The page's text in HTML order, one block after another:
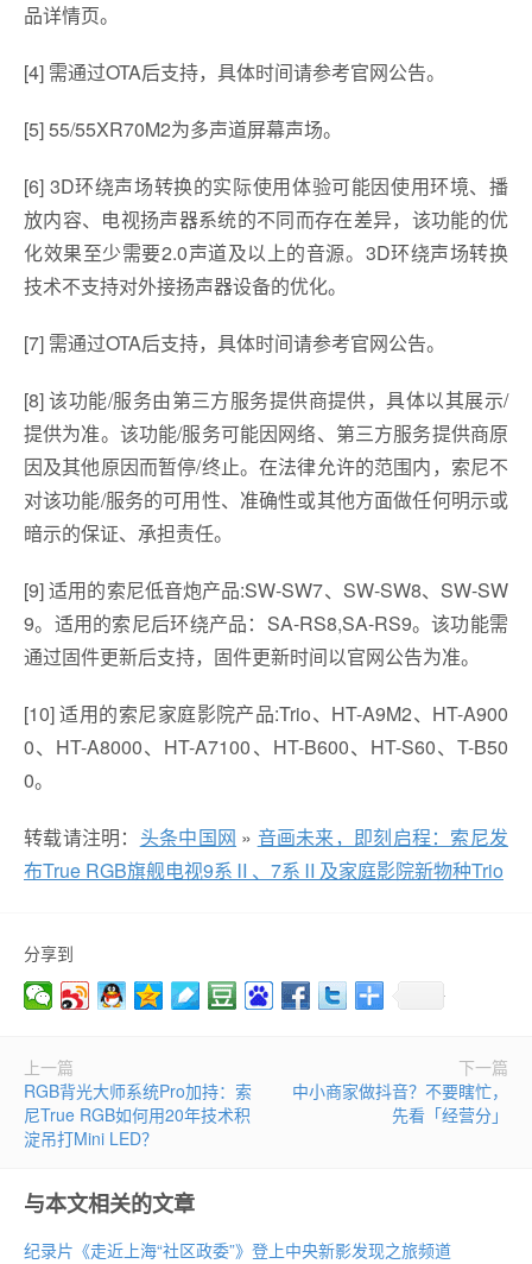
品详情页。
[4] 需通过OTA后支持，具体时间请参考官网公告。
[5] 55/55XR70M2为多声道屏幕声场。
[6] 3D环绕声场转换的实际使用体验可能因使用环境、播
放内容、电视扬声器系统的不同而存在差异，该功能的优
化效果至少需要2.0声道及以上的音源。3D环绕声场转换
技术不支持对外接扬声器设备的优化。
[7] 需通过OTA后支持，具体时间请参考官网公告。
[8] 该功能/服务由第三方服务提供商提供，具体以其展示/
提供为准。该功能/服务可能因网络、第三方服务提供商原
因及其他原因而暂停/终止。在法律允许的范围内，索尼不
对该功能/服务的可用性、准确性或其他方面做任何明示或
暗示的保证、承担责任。
[9] 适用的索尼低音炮产品:SW-SW7、SW-SW8、SW-SW
9。适用的索尼后环绕产品：SA-RS8,SA-RS9。该功能需
通过固件更新后支持，固件更新时间以官网公告为准。
[10] 适用的索尼家庭影院产品:Trio、HT-A9M2、HT-A900
0、HT-A8000、HT-A7100、HT-B600、HT-S60、T-B50
0。
转载请注明： 头条中国网 » 音画未来，即刻启程：索尼发
布True RGB旗舰电视9系Ⅱ、7系Ⅱ及家庭影院新物种Trio
分享到
上一篇
RGB背光大师系统Pro加持：索
尼True RGB如何用20年技术积
淀吊打Mini LED？
下一篇
中小商家做抖音？不要瞎忙，
先看「经营分」
与本文相关的文章
纪录片《走近上海“社区政委”》登上中央新影发现之旅频道